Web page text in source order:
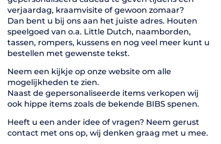
verjaardag, kraamvisite of gewoon zomaar?
Dan bent u bij ons aan het juiste adres. Houten
speelgoed van o.a. Little Dutch, naamborden,
tassen, rompers, kussens en nog veel meer kunt u
bestellen met gewenste tekst.
Neem een kijkje op onze website om alle
mogelijkheden te zien.
Naast de gepersonaliseerde items verkopen wij
ook hippe items zoals de bekende BIBS spenen.
Heeft u een ander idee of vragen? Neem gerust
contact met ons op, wij denken graag met u mee.